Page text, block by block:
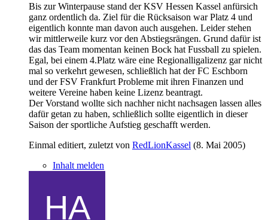
Bis zur Winterpause stand der KSV Hessen Kassel anfürsich
ganz ordentlich da. Ziel für die Rücksaison war Platz 4 und
eigentlich konnte man davon auch ausgehen. Leider stehen
wir mittlerweile kurz vor den Abstiegsrängen. Grund dafür ist
das das Team momentan keinen Bock hat Fussball zu spielen.
Egal, bei einem 4.Platz wäre eine Regionalligalizenz gar nicht
mal so verkehrt gewesen, schließlich hat der FC Eschborn
und der FSV Frankfurt Probleme mit ihren Finanzen und
weitere Vereine haben keine Lizenz beantragt.
Der Vorstand wollte sich nachher nicht nachsagen lassen alles
dafür getan zu haben, schließlich sollte eigentlich in dieser
Saison der sportliche Aufstieg geschafft werden.
Einmal editiert, zuletzt von RedLionKassel (8. Mai 2005)
Inhalt melden